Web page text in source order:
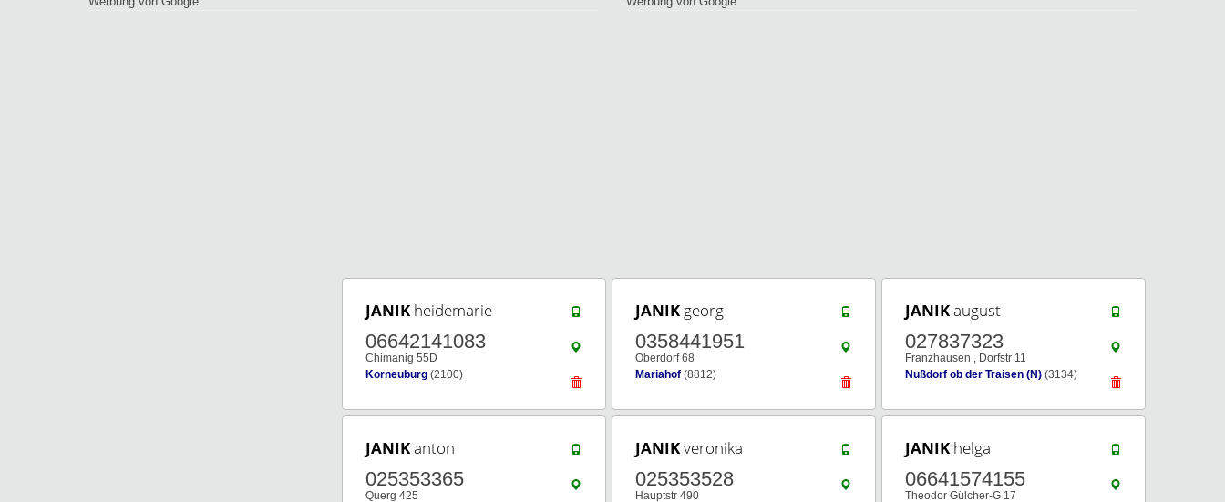
JANIK heidemarie
06642141083
Chimanig 55D
Korneuburg (2100)
JANIK georg
0358441951
Oberdorf 68
Mariahof (8812)
JANIKaugust
027837323
Franzhausen , Dorfstr 11
Nußdorf ob der Traisen (N) (3134)
JANIKanton
025353365
Querg 425
JANIKveronika
025353528
Hauptstr 490
JANIK helga
06641574155
Theodor Gülcher-G 17